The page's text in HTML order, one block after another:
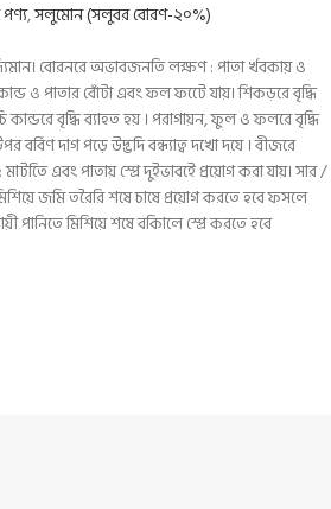
,সলুমোন (সলুবর বোরণ-২০%)
বোরনরে অভাবজনতি লক্ষণ : পাতা র্খবকায় ও
ও পাতার বোঁটা এবং ফল ফটেে যায়। শিকড়রে বৃদ্ধি
কান্ডরে বৃদ্ধি ব্যাহত হয় । পরাগায়ন, ফুল ও ফলরে বৃদ্ধি
দাগ পড়ে উদ্ভদি বন্ধ্যাত্ব দখো দযে় । বীজরে
এবং পাতায় স্প্রে দুইভাবইে প্রয়োগ করা যায়। সার /
জমি তরৈরি শষে চাষে প্রয়োগ করতে হবে ফসলে
পানিতে মিশিয়ে শষে বকিালে স্প্রে করতে হবে